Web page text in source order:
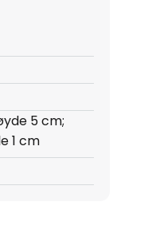
5 cm;
1 cm